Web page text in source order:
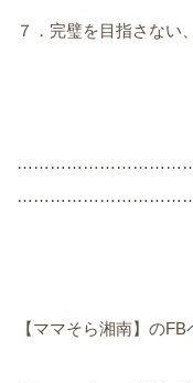
７．完璧を目指さない
【ママそら湘南】の